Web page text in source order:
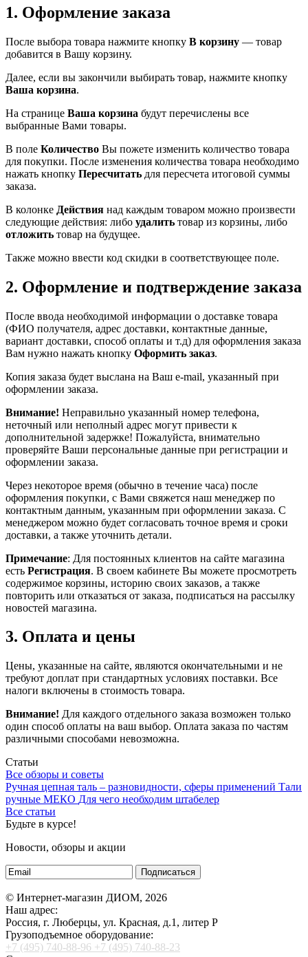
1. Оформление заказа
После выбора товара нажмите кнопку В корзину — товар
добавится в Вашу корзину.
Далее, если вы закончили выбирать товар, нажмите кнопку
Ваша корзина.
На странице Ваша корзина будут перечислены все
выбранные Вами товары.
В поле Количество Вы пожете изменить количество товара
для покупки. После изменения количества товара необходимо
нажать кнопку Пересчитать для пересчета итоговой суммы
заказа.
В колонке Действия над каждым товаром можно произвести
следующие действия: либо удалить товар из корзины, либо
отложить товар на будущее.
Также можно ввести код скидки в соответствующее поле.
2. Оформление и подтверждение заказа
После ввода необходимой информации о доставке товара
(ФИО получателя, адрес доставки, контактные данные,
вариант доставки, способ оплаты и т.д) для оформления заказа
Вам нужно нажать кнопку Оформить заказ.
Копия заказа будет выслана на Ваш e-mail, указанный при
оформлении заказа.
Внимание! Неправильно указанный номер телефона,
неточный или неполный адрес могут привести к
дополнительной задержке! Пожалуйста, внимательно
проверяйте Ваши персональные данные при регистрации и
оформлении заказа.
Через некоторое время (обычно в течение часа) после
оформления покупки, с Вами свяжется наш менеджер по
контактным данным, указанным при оформлении заказа. С
менеджером можно будет согласовать точное время и сроки
доставки, а также уточнить детали.
Примечание: Для постоянных клиентов на сайте магазина
есть Регистрация. В своем кабинете Вы можете просмотреть
содержимое корзины, историю своих заказов, а также
повторить или отказаться от заказа, подписаться на рассылку
новостей магазина.
3. Оплата и цены
Цены, указанные на сайте, являются окончательными и не
требуют доплат при стандартных условиях поставки. Все
налоги включены в стоимость товара.
Внимание! Для каждого отдельного заказа возможен только
один способ оплаты на ваш выбор. Оплата заказа по частям
различными способами невозможна.
Статьи
Все обзоры и советы
Ручная цепная таль – разновидности, сферы применений Тали
ручные МЕКО Для чего необходим штабелер
Все статьи
Будьте в курсе!
Новости, обзоры и акции
Подписаться
© Интернет-магазин ДИОМ, 2026
Наш адрес:
Россия, г. Люберцы, ул. Красная, д.1, литер Р
Грузоподъемное оборудование:
+7 (495) 740-88-96 +7 (495) 740-88-23